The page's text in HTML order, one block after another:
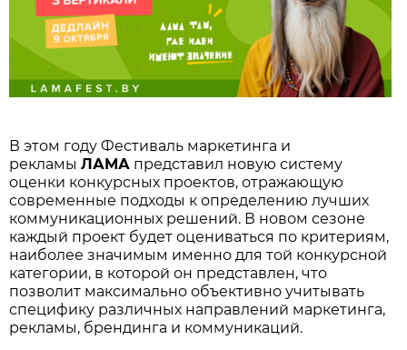
В этом году Фестиваль маркетинга и
рекламыЛАМА представил новую систему
оценки конкурсных проектов, отражающую
современные подходы к определению лучших
коммуникационных решений. В новом сезоне
каждый проект будет оцениваться по критериям,
наиболее значимым именно для той конкурсной
категории, в которой он представлен, что
позволит максимально объективно учитывать
специфику различных направлений маркетинга,
рекламы, брендинга и коммуникаций.